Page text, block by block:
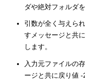
ダや絶対フォルダ
引数が全く与えら
すメッセージと共
します。
入力元ファイルの
ージと共に戻り値 -